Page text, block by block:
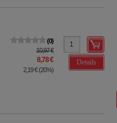
0
10,97 €
8,78 €
2,19 €(20%)
Details